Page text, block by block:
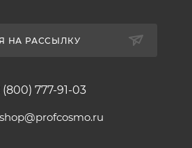
НА РАССЫЛКУ
(800) 777-91-03